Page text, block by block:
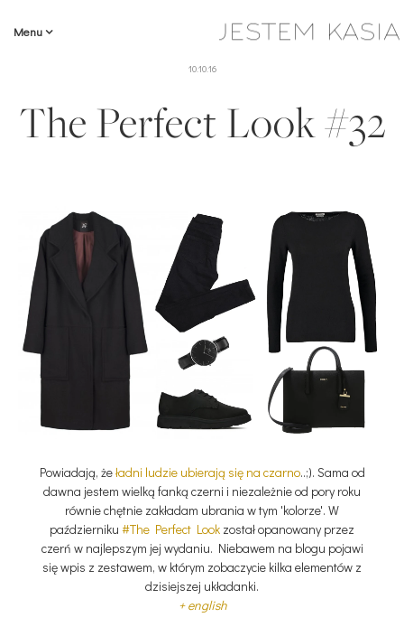
Menu
10.10.16
The Perfect Look #32
Powiadają, żeładni ludzie ubierają się na czarno..;). Sama od
dawna jestem wielką fanką czerni i niezależnie od pory roku
równie chętnie zakładam ubrania w tym 'kolorze'. W
październiku #The Perfect Look został opanowany przez
czerń w najlepszym jej wydaniu. Niebawem na blogu pojawi
się wpis z zestawem, w którym zobaczycie kilka elementów z
dzisiejszej układanki.
+ english